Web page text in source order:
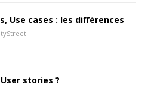
Use cases : les différences
stories ?